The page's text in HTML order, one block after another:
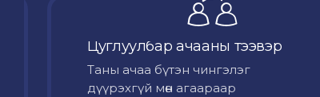
Цуглуулбар ачааны тээвэр
Таны ачаа бүтэн чингэлэг
дүүрэхгүй мөн агаараар